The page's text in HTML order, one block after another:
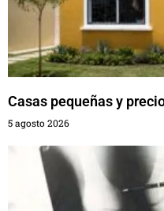
Casas pequeñas y
5 agosto 2026